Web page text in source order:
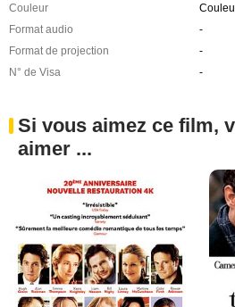
Couleur
Format audio
-
Format de projection
-
N° de Visa
-
Si vous aimez ce film,
aimer ...